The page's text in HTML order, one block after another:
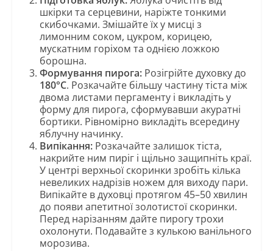
шкірки та серцевини, наріжте тонкими
скибочками. Змішайте їх у мисці з
лимонним соком, цукром, корицею,
мускатним горіхом та однією ложкою
борошна.
Формування пирога:Розігрійте духовку до
180°C. Розкачайте більшу частину тіста між
двома листами пергаменту і викладіть у
форму для пирога, сформувавши акуратні
бортики. Рівномірно викладіть всередину
яблучну начинку.
Випікання:Розкачайте залишок тіста,
накрийте ним пиріг і щільно защипніть краї.
У центрі верхньої скоринки зробіть кілька
невеликих надрізів ножем для виходу пари.
Випікайте в духовці протягом 45–50 хвилин
до появи апетитної золотистої скоринки.
Перед нарізанням дайте пирогу трохи
охолонути. Подавайте з кулькою ванільного
морозива.